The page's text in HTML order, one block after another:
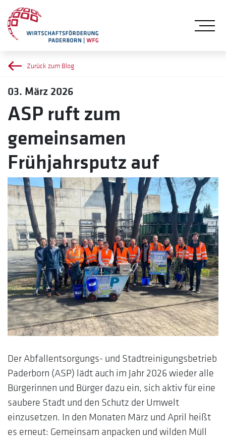
Zurück zum Blog
03. März 2026
ASP ruft zum
gemeinsamen
Frühjahrsputz auf
Der Abfallentsorgungs- und Stadtreinigungsbetrieb
Paderborn (ASP) lädt auch im Jahr 2026 wieder alle
Bürgerinnen und Bürger dazu ein, sich aktiv für eine
saubere Stadt und den Schutz der Umwelt
einzusetzen. In den Monaten März und April heißt
es erneut: Gemeinsam anpacken und wilden Müll